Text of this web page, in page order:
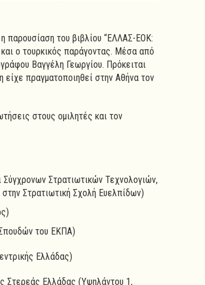
παρουσίαση του βιβλίου “ΕΛΛΑΣ-ΕΟΚ:
ο τουρκικός παράγοντας. Μέσα από
Βαγγέλη Γεωργίου. Πρόκειται
πραγματοποιηθεί στην Αθήνα τον
στους ομιλητές και τον
Σύγχρονων Στρατιωτικών Τεχνολογιών,
Στρατιωτική Σχολή Ευελπίδων)
του ΕΚΠΑ)
Ελλάδας)
Στερεάς Ελλάδας (Υψηλάντου 1,